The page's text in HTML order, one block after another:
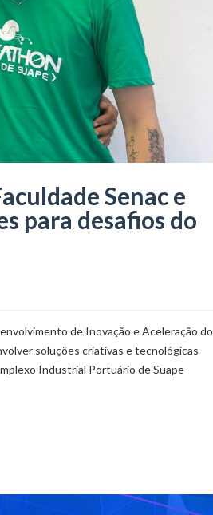
Senac e
para desafios do
de Inovação e Aceleração do
soluções criativas e tecnológicas
Industrial Portuário de Suape